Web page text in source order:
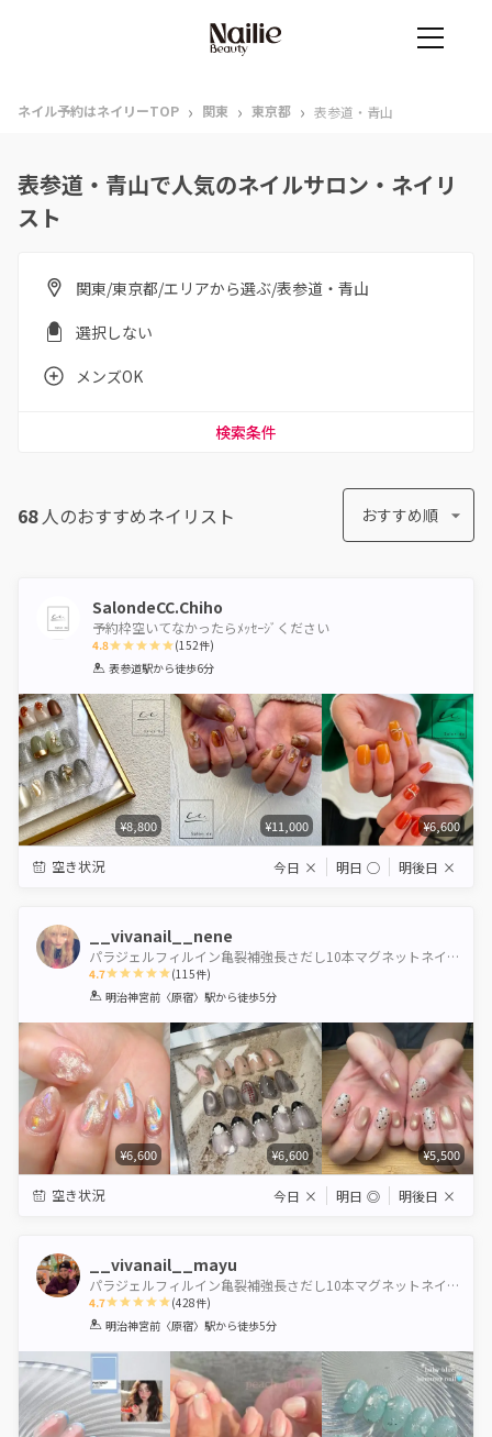
ネイル予約はネイリーTOP › 関東 › 東京都 › 表参道・青山
表参道・青山で人気のネイルサロン・ネイリ
スト
関東/東京都/エリアから選ぶ/表参道・青山
選択しない
メンズOK
検索条件
68人のおすすめネイリスト おすすめ順
SalondeCC.Chiho
予約枠空いてなかったらﾒｯｾｰｼﾞください
4.8
1 2 3 4 5
(152件)
表参道駅から徒歩6分
¥8,800 ¥11,000 ¥6,600
空き状況 今日 × 明日 ◯ 明後日 ×
__vivanail__nene
パラジェルフィルイン亀裂補強長さだし10本マグネットネイル海外ネイル自爪を傷つけないワンホンネイル
4.7
1 2 3 4 5
(115件)
明治神宮前〈原宿〉駅から徒歩5分
¥6,600 ¥6,600 ¥5,500
空き状況 今日 × 明日 ◎ 明後日 ×
__vivanail__mayu
パラジェルフィルイン亀裂補強長さだし10本マグネットネイル海外ネイル自爪を傷つけないワンホンネイル
4.7
1 2 3 4 5
(428件)
明治神宮前〈原宿〉駅から徒歩5分